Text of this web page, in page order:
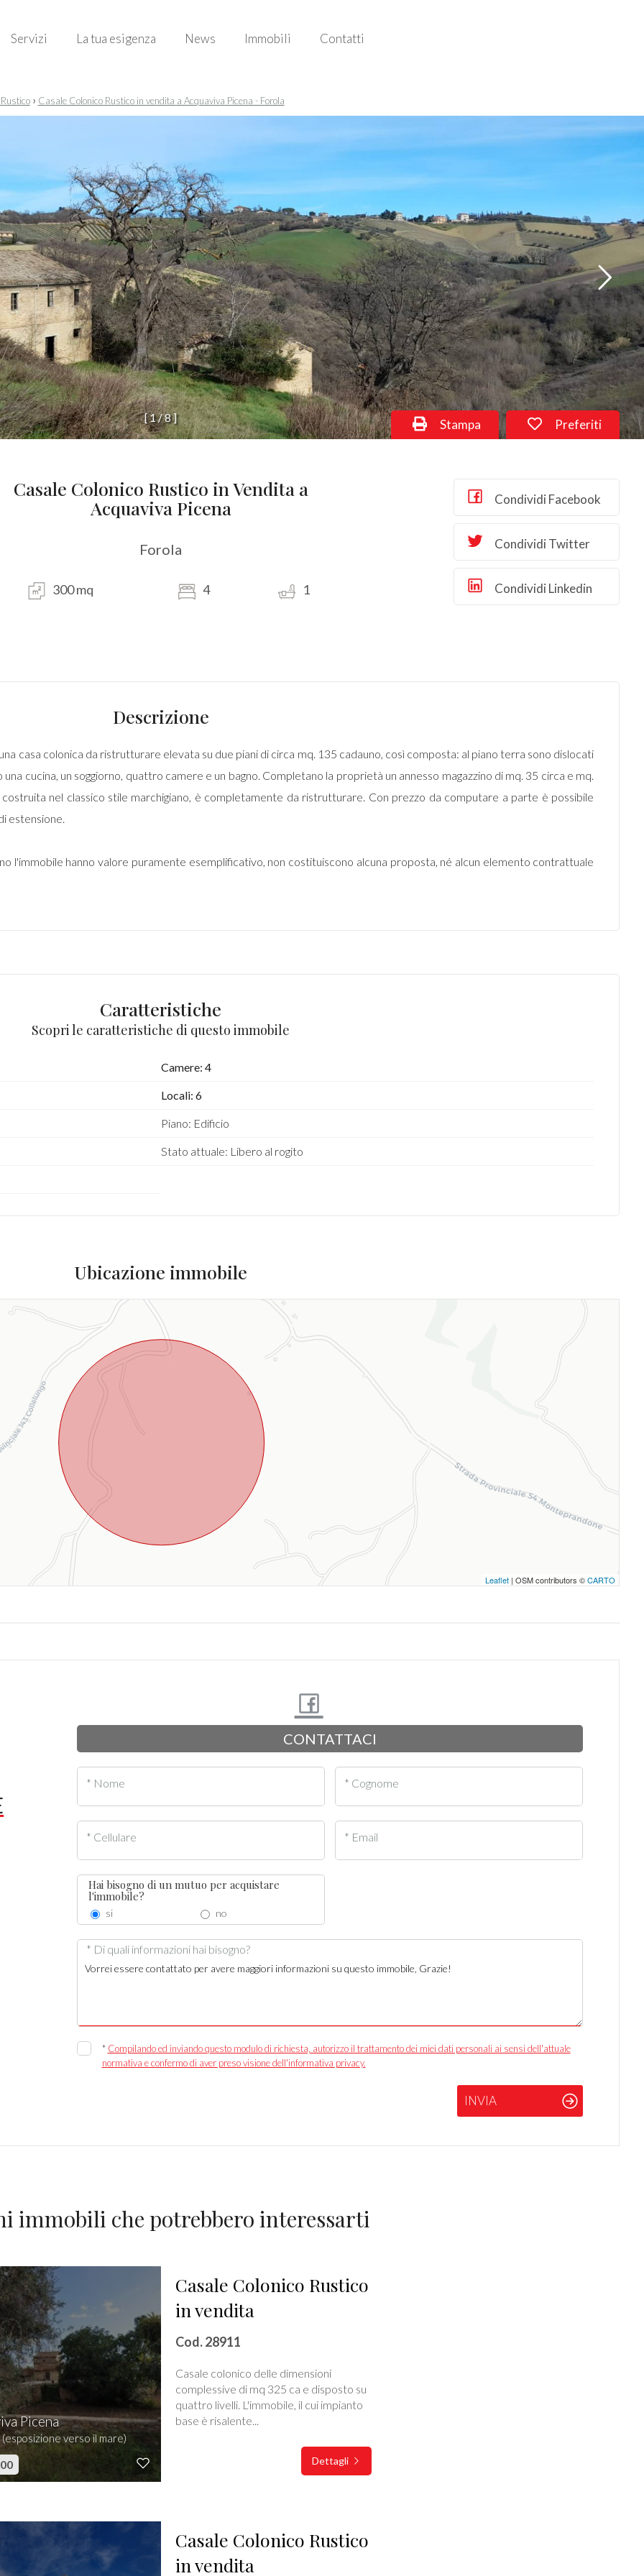
Servizi La tua esigenza News Immobili Contatti
› Casale Colonico Rustico in vendita a Acquaviva Picena - Forola
[1/8]
Casale Colonico Rustico in Vendita a
Acquaviva Picena
Forola
300 mq 4 1
Preferiti
Stampa
Condividi Facebook
Condividi Twitter
Condividi Linkedin
Descrizione
casa colonica da ristrutturare elevata su due piani di circa mq. 135 cadauno, così composta: al piano terra sono dislocati
cucina, un soggiorno, quattro camere e un bagno. Completano la proprietà un annesso magazzino di mq. 35 circa e mq.
nel classico stile marchigiano, è completamente da ristrutturare. Con prezzo da computare a parte è possibile
estensione.
l'immobile hanno valore puramente esemplificativo, non costituiscono alcuna proposta, né alcun elemento contrattuale
Caratteristiche
Scopri le caratteristiche di questo immobile
Camere: 4
Locali: 6
Piano: Edificio
Stato attuale: Libero al rogito
Ubicazione immobile
Leaflet | OSM contributors ©CARTO
CONTATTACI
* Nome * Cognome
* Cellulare * Email
Hai bisogno di un mutuo per acquistare
l'immobile?
si no
* Di quali informazioni hai bisogno?
* Compilando ed inviando questo modulo di richiesta, autorizzo il trattamento dei miei dati personali ai sensi dell'attuale
normativa e confermo di aver preso visione dell'informativa privacy.
INVIA
immobili che potrebbero interessarti
Picena
verso il mare)
Casale Colonico Rustico
in vendita
Cod. 28911
Casale colonico delle dimensioni
complessive di mq 325 ca e disposto su
quattro livelli. L'immobile, il cui impianto
base è risalente...
Dettagli
Casale Colonico Rustico
in vendita